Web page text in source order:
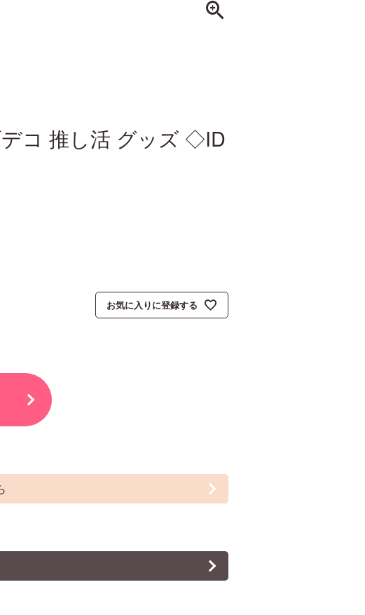
コ 推し活 グッズ ◇ID
お気に入りに登録する